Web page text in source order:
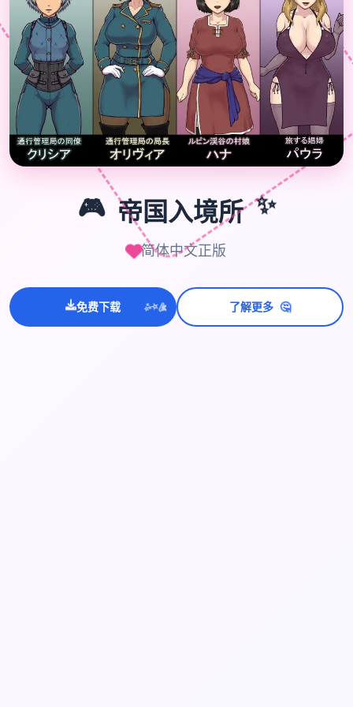
🎮
🎮 帝国入境所 ✨
简体中文正版
免费下载 ✨⭐💫 了解更多 🤔